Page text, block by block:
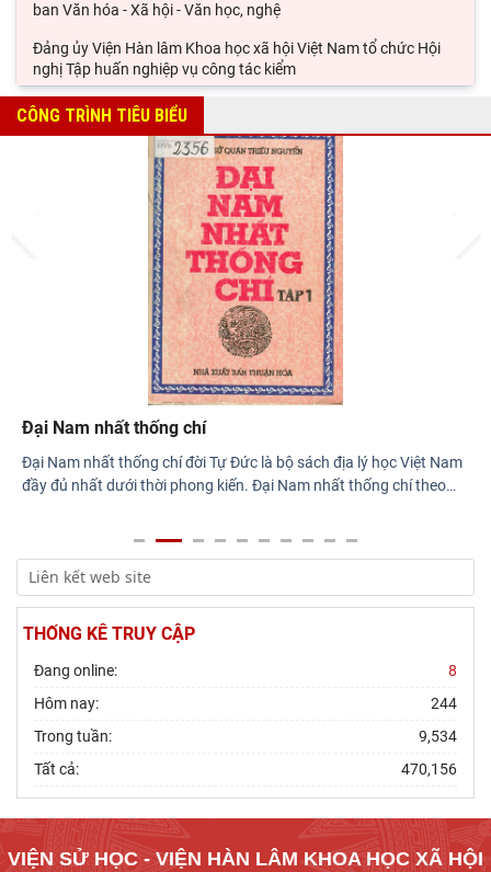
ban Văn hóa - Xã hội - Văn học, nghệ
Đảng ủy Viện Hàn lâm Khoa học xã hội Việt Nam tổ chức Hội
nghị Tập huấn nghiệp vụ công tác kiểm
Viện Sử học tham gia Hội thảo khoa học quốc gia "Danh nhân
Hội thảo khoa học quốc gia “Danh nhân văn hóa Lê Quý Đôn -
Di sản và giá trị thời đại”
Rà soát công tác chuẩn bị Hội thảo khoa học quốc gia "Danh
nhân văn hóa Lê Quý Đôn - Di sản và giá
CÔNG TRÌNH TIÊU BIỂU
Đại Nam nhất thống chí
Đại Nam nhất thống chí đời Tự Đức là bộ sách địa lý học Việt Nam
đầy đủ nhất dưới thời phong kiến. Đại Nam nhất thống chí theo…
THỐNG KÊ TRUY CẬP
Đang online:
8
Hôm nay:
244
Trong tuần:
9,534
Tất cả:
470,156
VIỆN SỬ HỌC - VIỆN HÀN LÂM KHOA HỌC XÃ HỘI